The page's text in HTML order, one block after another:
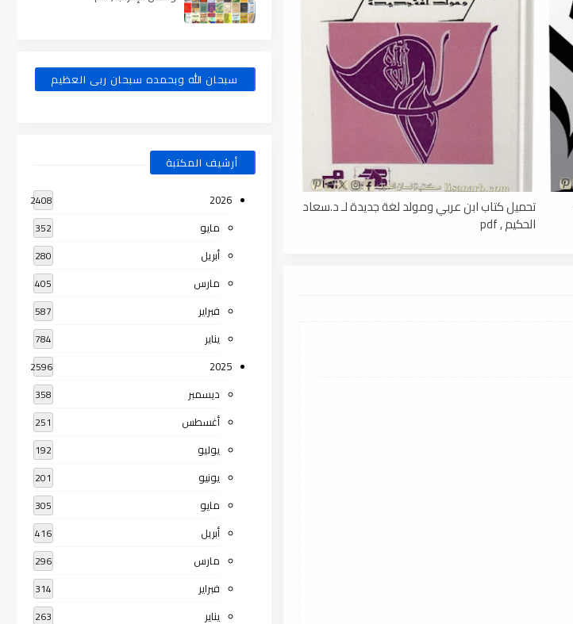
تحميل كتاب ابن عربي ومولد لغة جديدة لـ د.سعاد
الحكيم , pdf
سبحان الله وبحمده سبحان ربى العظيم
أرشيف المكتبة
2026
2408
مايو 352
أبريل 280
مارس 405
فبراير 587
يناير 784
2025
2596
ديسمبر 358
أغسطس 251
يوليو 192
يونيو 201
مايو 305
أبريل 416
مارس 296
فبراير 314
يناير 263